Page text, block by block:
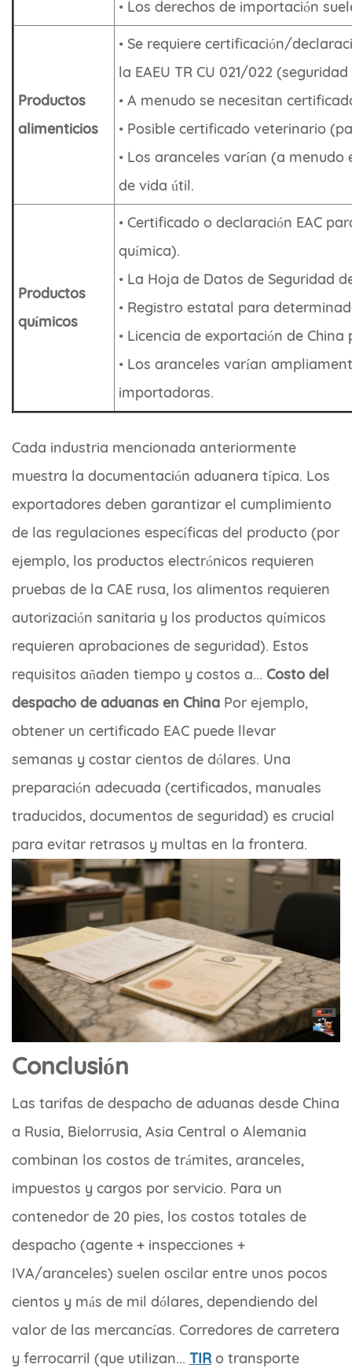
• Los derechos de importación
Productos
alimenticios
• Se requiere certificación/
la EAEU TR CU 021/022
• A menudo se necesitan
• Posible certificado veterinario
• Los aranceles varían (a
de vida útil.
Productos
químicos
• Certificado o declaración EAC
química).
• La Hoja de Datos de Seguridad
• Registro estatal para
• Licencia de exportación de
• Los aranceles varían
importadoras.
Cada industria mencionada anteriormente
muestra la documentación aduanera típica. Los
exportadores deben garantizar el cumplimiento
de las regulaciones específicas del producto (por
ejemplo, los productos electrónicos requieren
pruebas de la CAE rusa, los alimentos requieren
autorización sanitaria y los productos químicos
requieren aprobaciones de seguridad). Estos
requisitos añaden tiempo y costos a... Costo del
despacho de aduanas en China Por ejemplo,
obtener un certificado EAC puede llevar
semanas y costar cientos de dólares. Una
preparación adecuada (certificados, manuales
traducidos, documentos de seguridad) es crucial
para evitar retrasos y multas en la frontera.
Conclusión
Las tarifas de despacho de aduanas desde China
a Rusia, Bielorrusia, Asia Central o Alemania
combinan los costos de trámites, aranceles,
impuestos y cargos por servicio. Para un
contenedor de 20 pies, los costos totales de
despacho (agente + inspecciones +
IVA/aranceles) suelen oscilar entre unos pocos
cientos y más de mil dólares, dependiendo del
valor de las mercancías. Corredores de carretera
y ferrocarril (que utilizan... TIRo transporte